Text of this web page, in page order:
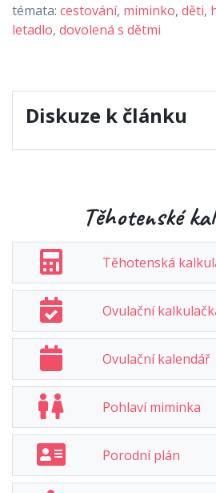
témata: cestování, miminko, děti,
letadlo, dovolená s dětmi
Diskuze k článku
Těhotenské
Těhotenská
Ovulační
Ovulační kalendář
Pohlaví miminka
Porodní plán